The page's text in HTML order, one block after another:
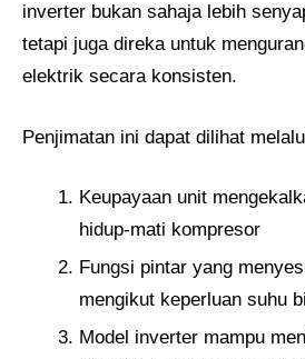
inverter bukan sahaja lebih
tetapi juga direka untuk
elektrik secara konsisten.
Penjimatan ini dapat dilihat
Keupayaan unit
hidup-mati kompresor
Fungsi pintar yang
mengikut keperluan suhu
Model inverter mampu